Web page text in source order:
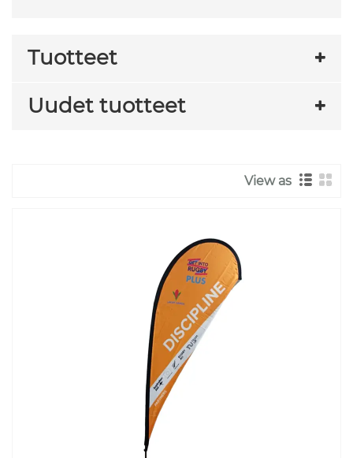
Tuotteet
Uudet tuotteet
View as